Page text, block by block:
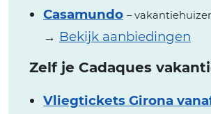
Casamundo –
→ Bekijk aanbiedingen
Zelf je Cadaques
Vliegtickets Girona